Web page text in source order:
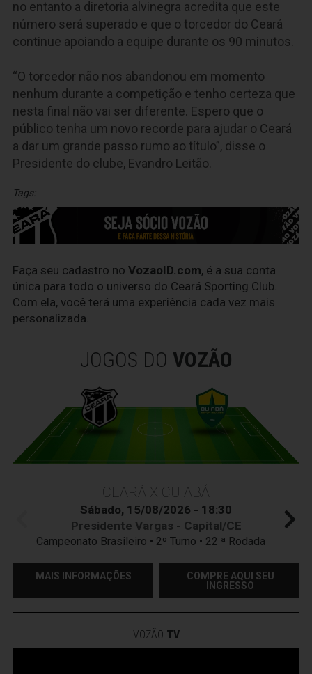
no entanto a diretoria alvinegra acredita que este
número será superado e que o torcedor do Ceará
continue apoiando a equipe durante os 90 minutos.
“O torcedor não nos abandonou em momento
nenhum durante a competição e tenho certeza que
nesta final não vai ser diferente. Espero que o
público tenha um novo recorde para ajudar o Ceará
a dar um grande passo rumo ao título”, disse o
Presidente do clube, Evandro Leitão.
Tags:
Faça seu cadastro no VozaoID.com, é a sua conta
única para todo o universo do Ceará Sporting Club.
Com ela, você terá uma experiência cada vez mais
personalizada.
JOGOS DO VOZÃO
CEARÁ X CUIABÁ
Sábado, 15/08/2026 - 18:30
Presidente Vargas - Capital/CE
Campeonato Brasileiro • 2º Turno • 22 ª Rodada
MAIS INFORMAÇÕES
COMPRE AQUI SEU
INGRESSO
VOZÃO TV